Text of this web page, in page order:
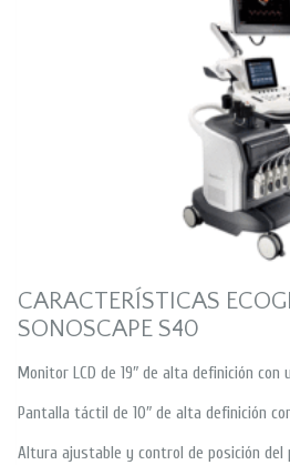
CARACTERÍSTICAS
SONOSCAPE S40
Monitor LCD de 19″ de alta definición con
Pantalla táctil de 10″ de alta definición
Altura ajustable y control de posición del